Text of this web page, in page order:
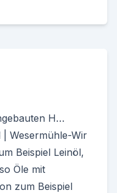
H…
Wesermühle-Wir
Beispiel Leinöl,
Öle mit
zum Beispiel